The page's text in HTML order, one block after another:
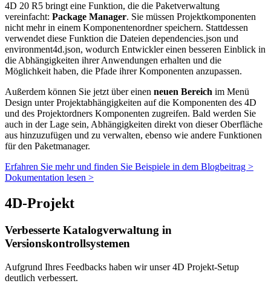
4D 20 R5 bringt eine Funktion, die die Paketverwaltung
vereinfacht: Package Manager. Sie müssen Projektkomponenten
nicht mehr in einem Komponentenordner speichern. Stattdessen
verwendet diese Funktion die Dateien dependencies.json und
environment4d.json, wodurch Entwickler einen besseren Einblick in
die Abhängigkeiten ihrer Anwendungen erhalten und die
Möglichkeit haben, die Pfade ihrer Komponenten anzupassen.
Außerdem können Sie jetzt über einen neuen Bereich im Menü
Design unter Projektabhängigkeiten auf die Komponenten des 4D
und des Projektordners Komponenten zugreifen. Bald werden Sie
auch in der Lage sein, Abhängigkeiten direkt von dieser Oberfläche
aus hinzuzufügen und zu verwalten, ebenso wie andere Funktionen
für den Paketmanager.
Erfahren Sie mehr und finden Sie Beispiele in dem Blogbeitrag >
Dokumentation lesen >
4D-Projekt
Verbesserte Katalogverwaltung in
Versionskontrollsystemen
Aufgrund Ihres Feedbacks haben wir unser 4D Projekt-Setup
deutlich verbessert.